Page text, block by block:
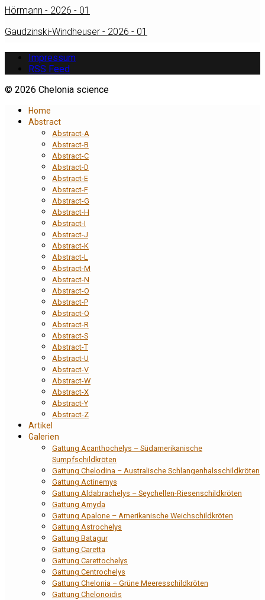
Hörmann - 2026 - 01
Gaudzinski-Windheuser - 2026 - 01
Impressum
RSS Feed
© 2026 Chelonia science
Home
Abstract
Abstract-A
Abstract-B
Abstract-C
Abstract-D
Abstract-E
Abstract-F
Abstract-G
Abstract-H
Abstract-I
Abstract-J
Abstract-K
Abstract-L
Abstract-M
Abstract-N
Abstract-O
Abstract-P
Abstract-Q
Abstract-R
Abstract-S
Abstract-T
Abstract-U
Abstract-V
Abstract-W
Abstract-X
Abstract-Y
Abstract-Z
Artikel
Galerien
Gattung Acanthochelys – Südamerikanische
Sumpfschildkröten
Gattung Chelodina – Australische Schlangenhalsschildkröten
Gattung Actinemys
Gattung Aldabrachelys – Seychellen-Riesenschildkröten
Gattung Amyda
Gattung Apalone – Amerikanische Weichschildkröten
Gattung Astrochelys
Gattung Batagur
Gattung Caretta
Gattung Carettochelys
Gattung Centrochelys
Gattung Chelonia – Grüne Meeresschildkröten
Gattung Chelonoidis